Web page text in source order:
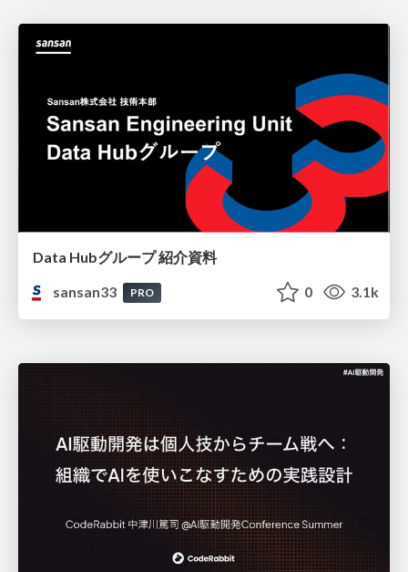
Data Hubグループ 紹介資料
sansan33
PRO 0 3.1k